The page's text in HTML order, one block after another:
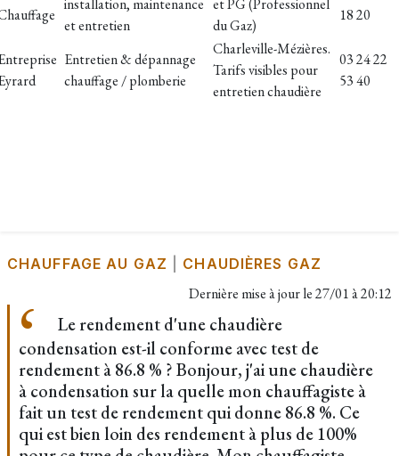
installation, maintenance
et entretien
et PG (Professionnel
du Gaz)
18 20
Entretien & dépannage
chauffage / plomberie
Charleville-Mézières.
Tarifs visibles pour
entretien chaudière
03 24 22
53 40
CHAUFFAGE AU GAZ CHAUDIÈRES GAZ
Dernière mise à jour le27/01 à 20:12
Le rendement d'une chaudière
condensation est-il conforme avec test de
rendement à 86.8 % ? Bonjour, j'ai une chaudière
à condensation sur la quelle mon chauffagiste à
fait un test de rendement qui donne 86.8 %. Ce
qui est bien loin des rendement à plus de 100%